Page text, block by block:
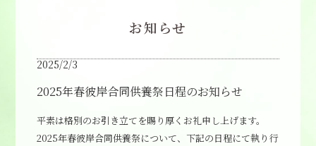
お知らせ
2025/2/3
2025年春彼岸合同供養祭日程のお知らせ
平素は格別のお引き立てを賜り厚くお礼申し上げます。
2025年春彼岸合同供養祭について、下記の日程にて執り行